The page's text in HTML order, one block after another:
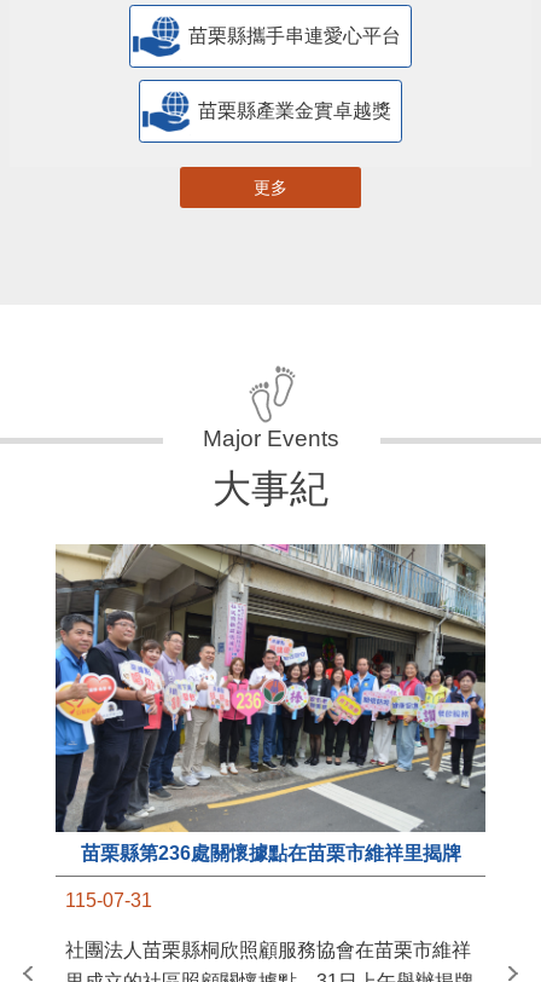
苗栗縣攜手串連愛心平台
苗栗縣產業金實卓越獎
更多
大事紀
苗栗縣第236處關懷據點在苗栗市維祥里揭牌
115-07-31
社團法人苗栗縣桐欣照顧服務協會在苗栗市維祥
里成立的社區照顧關懷據點，31日上午舉辦揭牌
苗